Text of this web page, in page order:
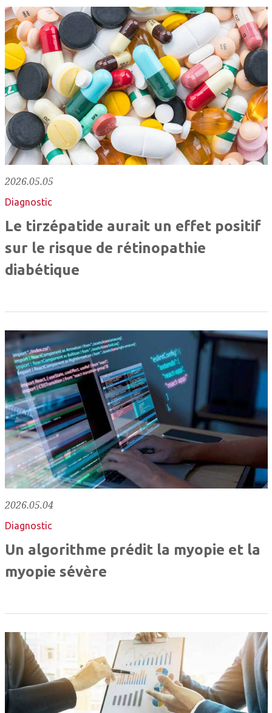
2026.05.05
Diagnostic
Le tirzépatide aurait un effet positif
sur le risque de rétinopathie
diabétique
2026.05.04
Diagnostic
Un algorithme prédit la myopie et la
myopie sévère